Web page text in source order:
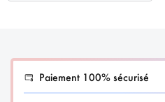
Paiement 100% sécurisé